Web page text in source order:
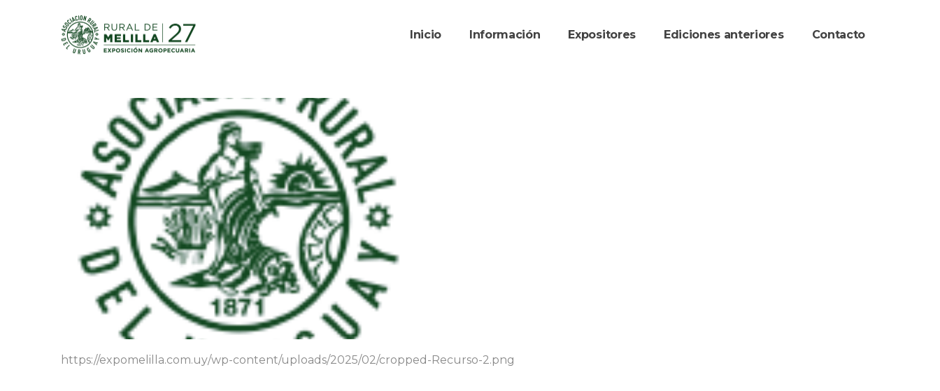
Inicio Información Expositore Ediciones anteriore Contacto
https://expomelilla.com.uy/wp-content/uploads/2025/02/cropped-Recurso-2.png